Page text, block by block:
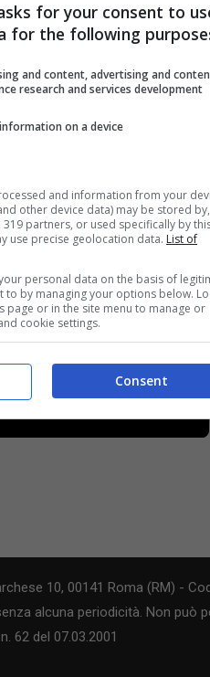
10, 00141 Roma (RM) -
alcuna periodicità. Non può
62 del 07.03.2001
for your consent to
for the following
and content, advertising and
research and services development
on a device
and information from your
other device data) may be stored by,
partners, or used specifically by
use precise geolocation data. List of
personal data on the basis of
to by managing your options below.
or in the site menu to manage or
cookie settings.
Consent